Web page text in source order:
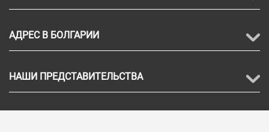
АДРЕС В БОЛГАРИИ
НАШИ ПРЕДСТАВИТЕЛЬСТВА